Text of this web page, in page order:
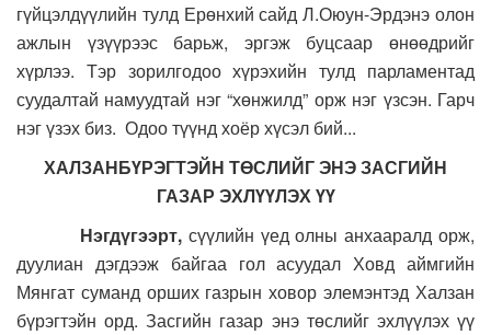
гүйцэлдүүлийн тулд Ерөнхий сайд Л.Оюун-Эрдэнэ олон
ажлын үзүүрээс барьж, эргэж буцсаар өнөөдрийг
хүрлээ. Тэр зорилгодоо хүрэхийн тулд парламентад
суудалтай намуудтай нэг “хөнжилд” орж нэг үзсэн. Гарч
нэг үзэх биз. Одоо түүнд хоёр хүсэл бий...
ХАЛЗАНБҮРЭГТЭЙН ТӨСЛИЙГ ЭНЭ ЗАСГИЙН
ГАЗАР ЭХЛҮҮЛЭХ ҮҮ
Нэгдүгээрт, сүүлийн үед олны анхааралд орж,
дуулиан дэгдээж байгаа гол асуудал Ховд аймгийн
Мянгат суманд орших газрын ховор элемэнтэд Халзан
бүрэгтэйн орд. Засгийн газар энэ төслийг эхлүүлэх үү